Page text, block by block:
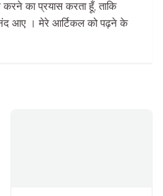
का प्रयास करता हूँ, ताकि
आए । मेरे आर्टिकल को पढ़ने के